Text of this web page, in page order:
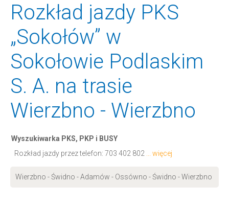
Rozkład jazdy PKS
„Sokołów” w
Sokołowie Podlaskim
S. A. na trasie
Wierzbno - Wierzbno
Wyszukiwarka PKS, PKP i BUSY
Rozkład jazdy przez telefon: 703 402 802 ... więcej
Wierzbno - Świdno - Adamów - Ossówno - Świdno - Wierzbno